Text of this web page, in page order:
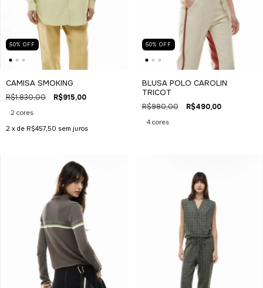
50% OFF
CAMISA SMOKING
R$1.830,00 R$915,00
2 cores
2 x de R$457,50 sem juros
50% OFF
BLUSA POLO CAROLIN
TRICOT
R$980,00 R$490,00
4 cores